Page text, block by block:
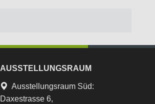
AUSSTELLUNGSRAUM
Ausstellungsraum Süd:
Daxestrasse 6,